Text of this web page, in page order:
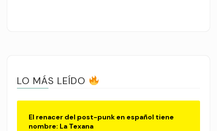
LO MÁS LEÍDO
El renacer del post-punk en español tiene
nombre: La Texana